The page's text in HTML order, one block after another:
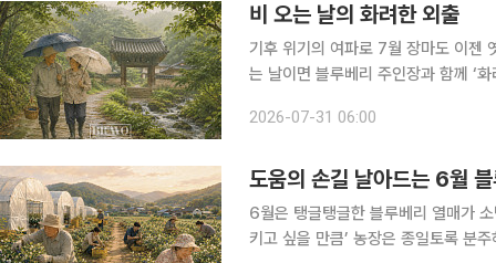
비 오는 날의 화려한 외출
기후 위기의 여파로 7월 장마도 이젠
는 날이면 블루베리 주인장과 함께 ‘화려한 외출’에 나서
비도 비 나름이다. 기다리던 단비가 내
2026-07-31 06:00
도움의 손길 날아드는 6월
6월은 탱글탱글한 블루베리 열매가
키고 싶을 만큼’ 농장은 종일토록 분주하고 번잡하게 돌아